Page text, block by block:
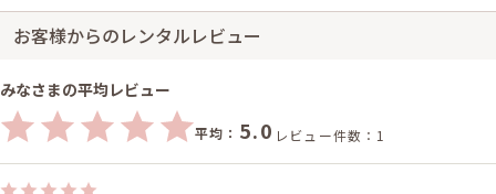
お客様からのレンタルレビュー
みなさまの平均レビュー
平均： 5.0 レビュー件数：1